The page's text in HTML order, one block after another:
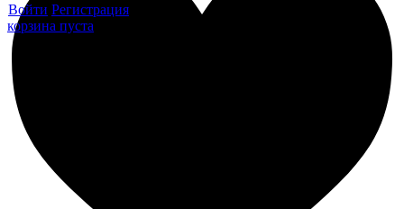
Войти Регистрация
корзина пуста